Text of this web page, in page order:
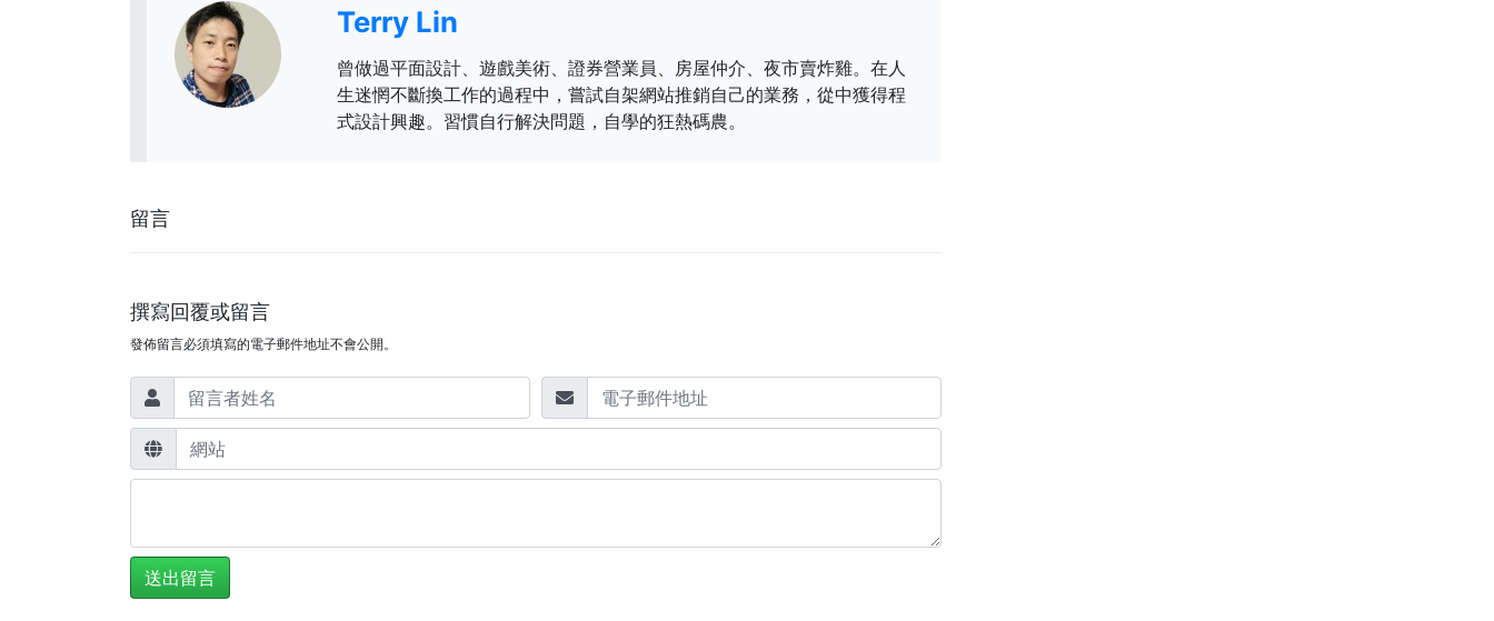
Terry Lin
曾做過平面設計、遊戲美術、證券營業員、房屋仲介、夜市賣炸雞。在人
生迷惘不斷換工作的過程中，嘗試自架網站推銷自己的業務，從中獲得程
式設計興趣。習慣自行解決問題，自學的狂熱碼農。
留言
撰寫回覆或留言
發佈留言必須填寫的電子郵件地址不會公開。